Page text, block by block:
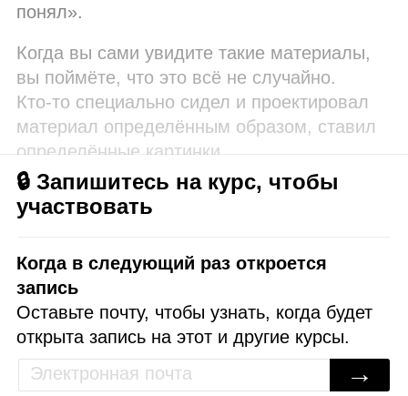
понял».
Когда вы сами увидите такие материалы,
вы поймёте, что это всё не случайно.
Кто‑то специально сидел и проектировал
материал определённым образом, ставил
определённые картинки.
🔒 Запишитесь на курс, чтобы
участвовать
Когда в следующий раз откроется
запись
Оставьте почту, чтобы узнать, когда будет
открыта запись на этот и другие курсы.
→